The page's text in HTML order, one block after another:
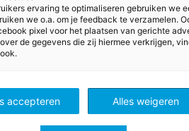
ervaring te optimaliseren gebruiken we
we o.a. om je feedback te verzamelen.
pixel voor het plaatsen van gerichte
de gegevens die zij hiermee verkrijgen,
accepteren Alles weigeren